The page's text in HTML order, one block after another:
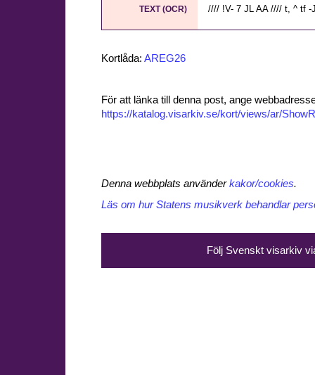
TEXT (OCR) //// !V- 7 JL AA //// t, ^ tf
Kortlåda: AREG26
För att länka till denna post, ange
https://katalog.visarkiv.se/kort/views/ar/
Denna webbplats använderkakor/cookies.
Läs om hur Statens musikverk behandlar
Följ Svenskt visarkiv